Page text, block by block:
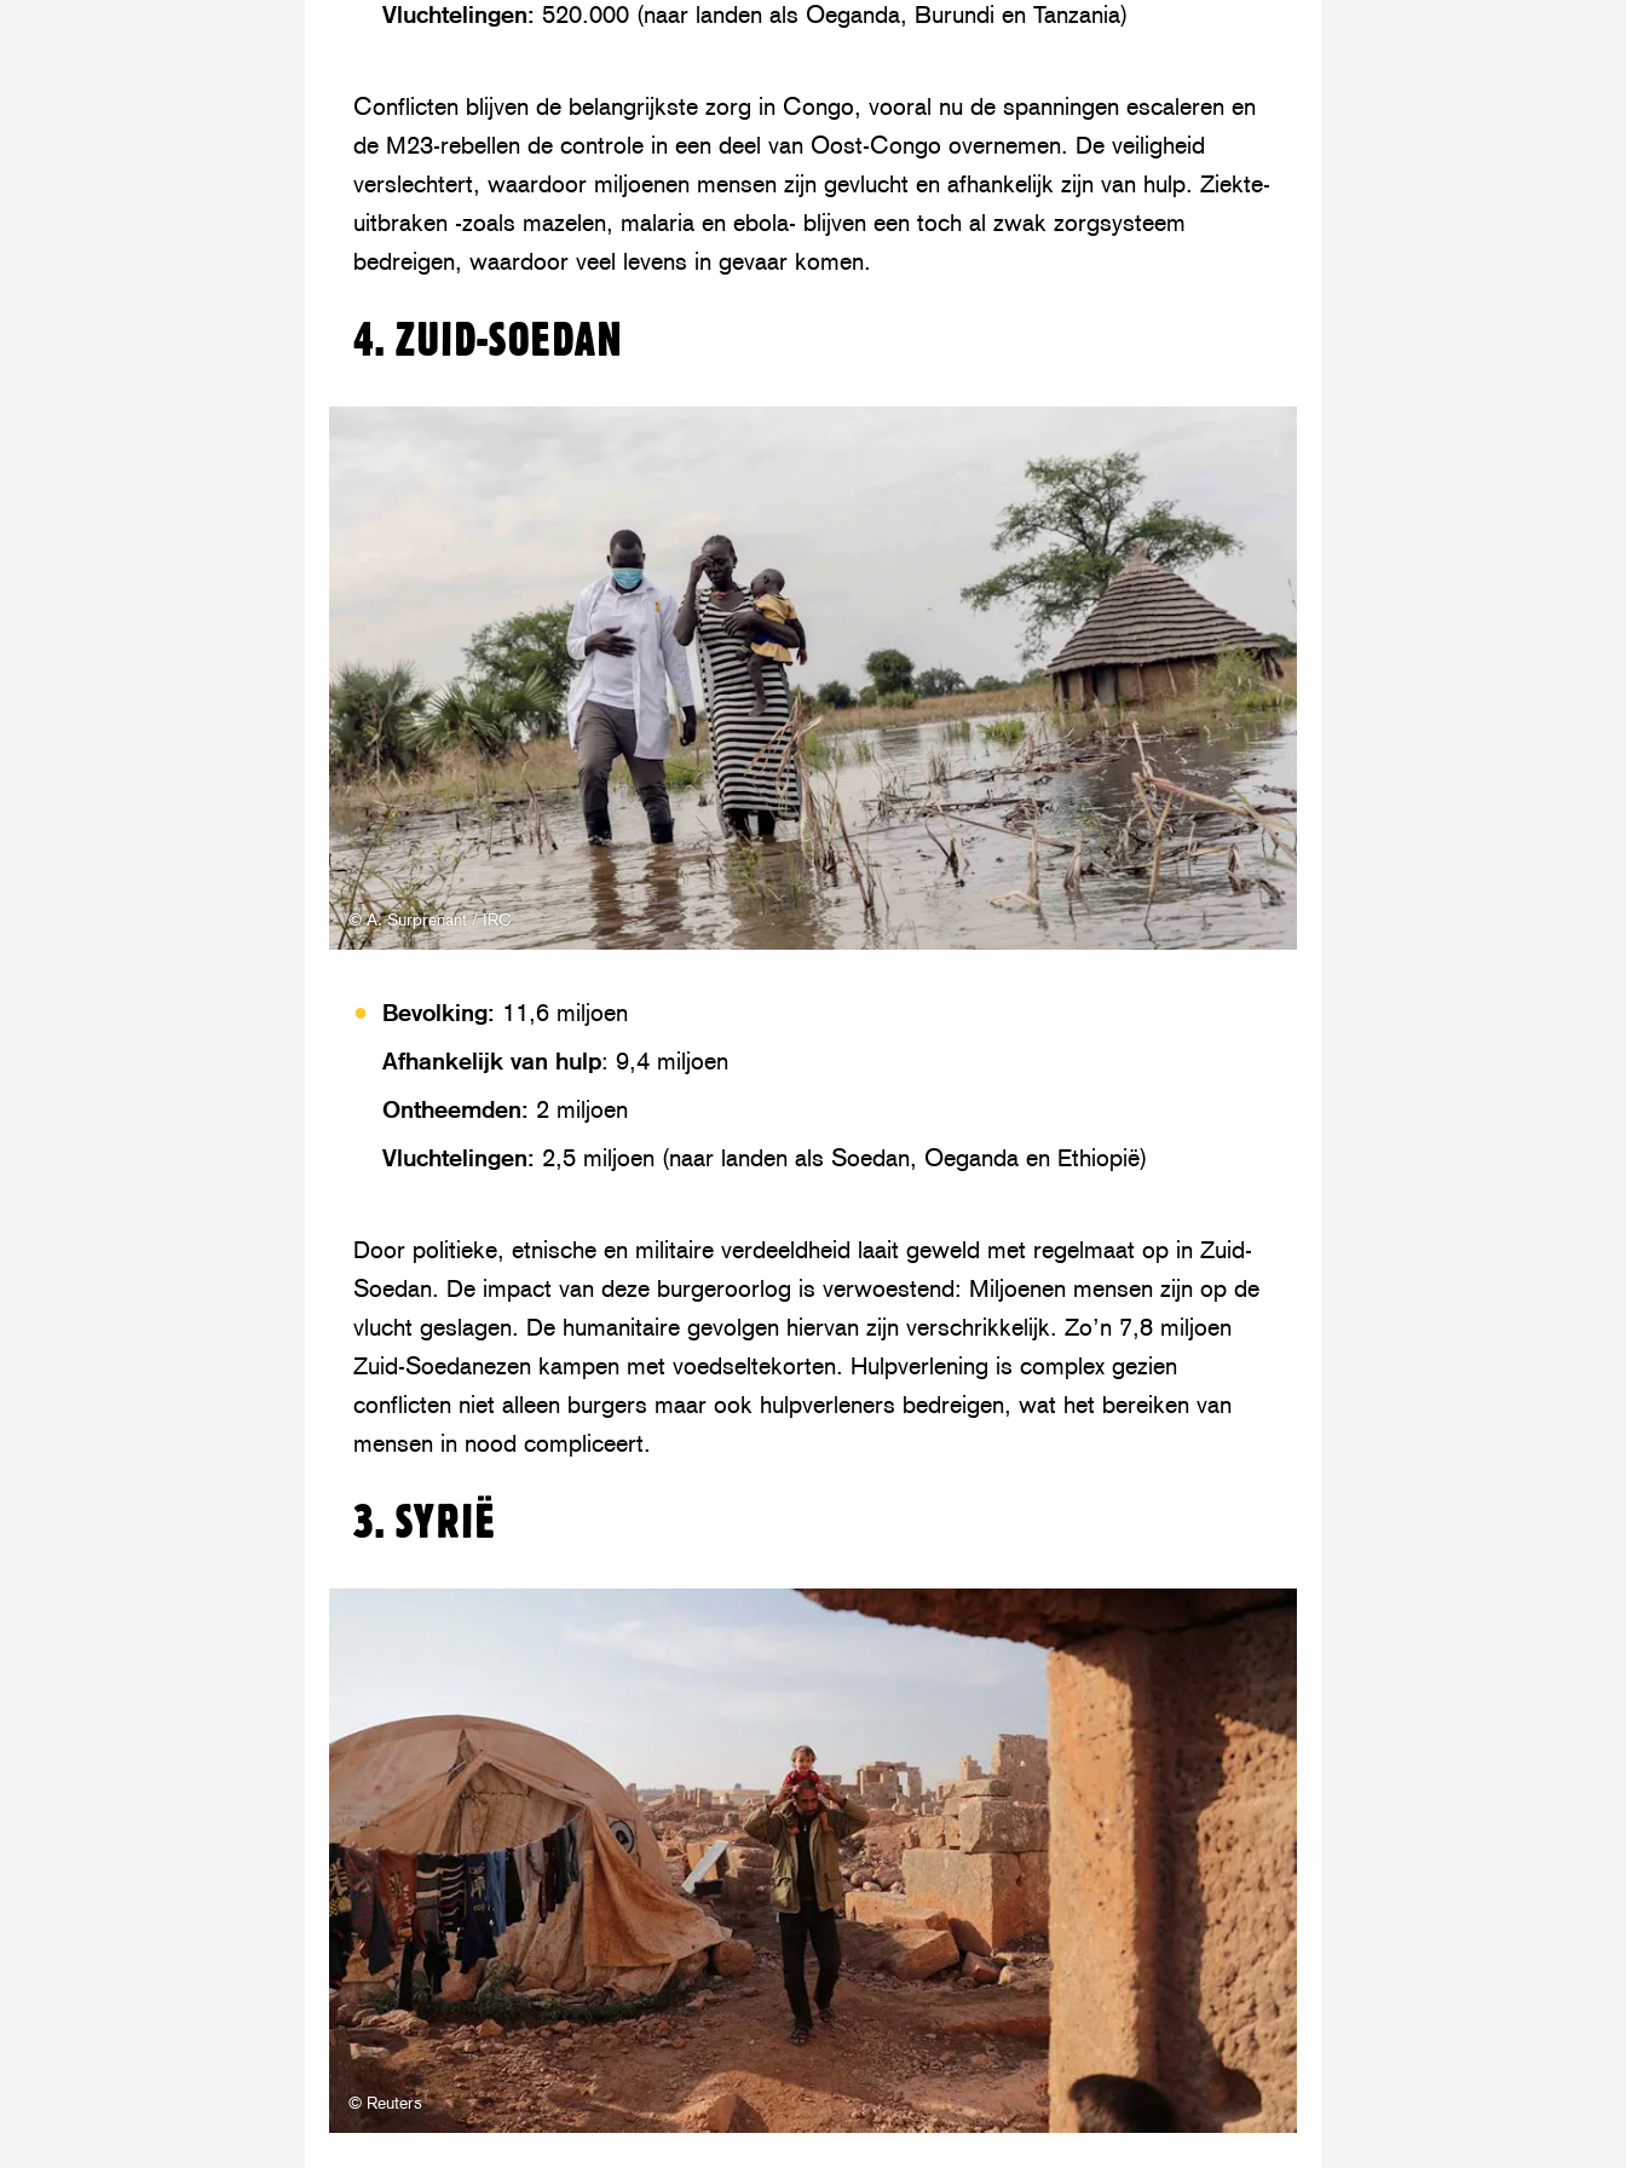
Vluchtelingen: 520.000 (naar landen als Oeganda, Burundi en Tanzania)
Conflicten blijven de belangrijkste zorg in Congo, vooral nu de spanningen escaleren en
de M23-rebellen de controle in een deel van Oost-Congo overnemen. De veiligheid
verslechtert, waardoor miljoenen mensen zijn gevlucht en afhankelijk zijn van hulp. Ziekte-
uitbraken -zoals mazelen, malaria en ebola- blijven een toch al zwak zorgsysteem
bedreigen, waardoor veel levens in gevaar komen.
4. ZUID-SOEDAN
© A. Surprenant / IRC
Bevolking: 11,6 miljoen
Afhankelijk van hulp: 9,4 miljoen
Ontheemden: 2 miljoen
Vluchtelingen: 2,5 miljoen (naar landen als Soedan, Oeganda en Ethiopië)
Door politieke, etnische en militaire verdeeldheid laait geweld met regelmaat op in Zuid-
Soedan. De impact van deze burgeroorlog is verwoestend: Miljoenen mensen zijn op de
vlucht geslagen. De humanitaire gevolgen hiervan zijn verschrikkelijk. Zo’n 7,8 miljoen
Zuid-Soedanezen kampen met voedseltekorten. Hulpverlening is complex gezien
conflicten niet alleen burgers maar ook hulpverleners bedreigen, wat het bereiken van
mensen in nood compliceert.
3. SYRIË
© Reuters